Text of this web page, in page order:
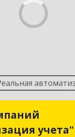
учета"
Группа